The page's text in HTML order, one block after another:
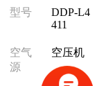
型号
DDP-L4
411
空气
源
空压机